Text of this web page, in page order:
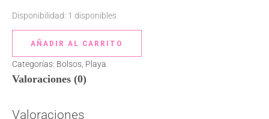
Disponibilidad: 1 disponibles
AÑADIR AL CARRITO
Categorías: Bolsos, Playa
Valoraciones (0)
Valoraciones